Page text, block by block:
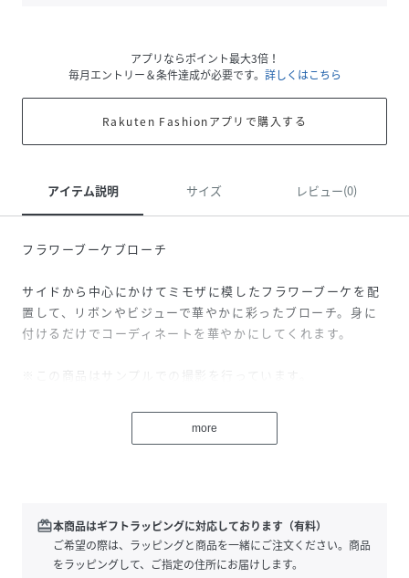
アプリならポイント最大3倍！
毎月エントリー＆条件達成が必要です。 詳しくはこちら
Rakuten Fashionアプリで購入する
アイテム説明 サイズ レビュー(0)
フラワーブーケブローチ
サイドから中心にかけてミモザに模したフラワーブーケを配
置して、リボンやビジューで華やかに彩ったブローチ。身に
付けるだけでコーディネートを華やかにしてくれます。
※この商品はサンプルでの撮影を行っています。
レディース
素材 真鍮 エポキシ樹脂 ガラス プラスチック 鉄
サイズ X
more
redeem本商品はギフトラッピングに対応しております（有料）
ご希望の際は、ラッピングと商品を一緒にご注文ください。商品
をラッピングして、ご指定の住所にお届けします。